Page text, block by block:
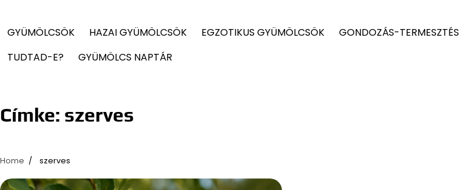
GYÜMÖLCSÖK HAZAI GYÜMÖLCSÖK EGZOTIKUS GYÜMÖLCSÖK GONDOZÁS-TERMESZTÉS
TUDTAD-E?
GYÜMÖLCS NAPTÁR
Címke: szerves
Home szerves